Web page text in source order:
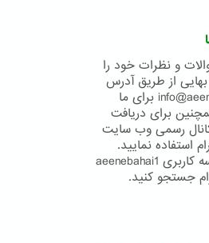
و نظرات خود را
بهایی از طریق آدرس
ایمیل info@aeenebahai.org برای ما
برای دریافت
رسمی وب سایت
استفاده نمایید.
برای جستجو شناسه کاربری aeenebahai1
جستجو کنید.